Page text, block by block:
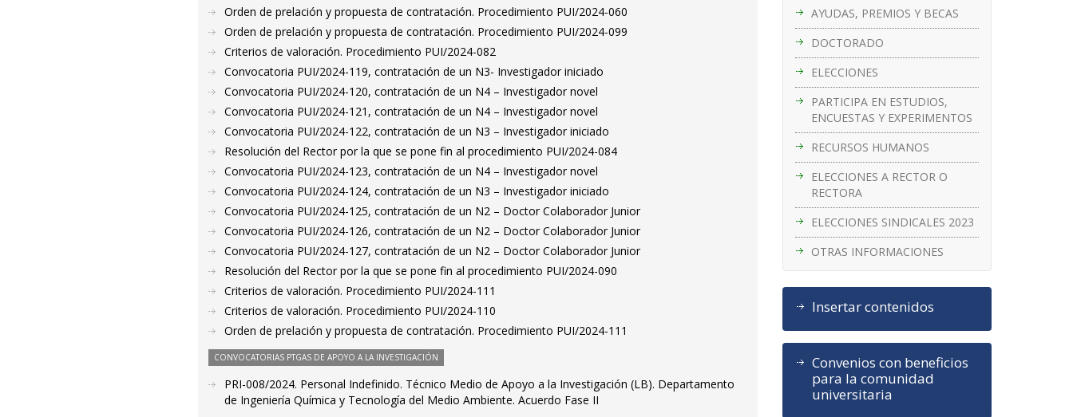
AYUDAS, PREMIOS Y BECAS
DOCTORADO
ELECCIONES
PARTICIPA EN ESTUDIOS,
ENCUESTAS Y EXPERIMENTOS
RECURSOS HUMANOS
ELECCIONES A RECTOR O
RECTORA
ELECCIONES SINDICALES 2023
OTRAS INFORMACIONES
Insertar contenidos
Convenios con beneficios
para la comunidad
universitaria
Orden de prelación y propuesta de contratación. Procedimiento PUI/2024-060
Orden de prelación y propuesta de contratación. Procedimiento PUI/2024-099
Criterios de valoración. Procedimiento PUI/2024-082
Convocatoria PUI/2024-119, contratación de un N3- Investigador iniciado
Convocatoria PUI/2024-120, contratación de un N4 – Investigador novel
Convocatoria PUI/2024-121, contratación de un N4 – Investigador novel
Convocatoria PUI/2024-122, contratación de un N3 – Investigador iniciado
Resolución del Rector por la que se pone fin al procedimiento PUI/2024-084
Convocatoria PUI/2024-123, contratación de un N4 – Investigador novel
Convocatoria PUI/2024-124, contratación de un N3 – Investigador iniciado
Convocatoria PUI/2024-125, contratación de un N2 – Doctor Colaborador Junior
Convocatoria PUI/2024-126, contratación de un N2 – Doctor Colaborador Junior
Convocatoria PUI/2024-127, contratación de un N2 – Doctor Colaborador Junior
Resolución del Rector por la que se pone fin al procedimiento PUI/2024-090
Criterios de valoración. Procedimiento PUI/2024-111
Criterios de valoración. Procedimiento PUI/2024-110
Orden de prelación y propuesta de contratación. Procedimiento PUI/2024-111
CONVOCATORIAS PTGAS DE APOYO A LA INVESTIGACIÓN
PRI-008/2024. Personal Indefinido. Técnico Medio de Apoyo a la Investigación (LB). Departamento
de Ingeniería Química y Tecnología del Medio Ambiente. Acuerdo Fase II